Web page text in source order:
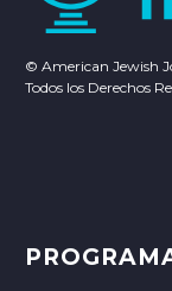
© American Jewish
Todos los Derechos